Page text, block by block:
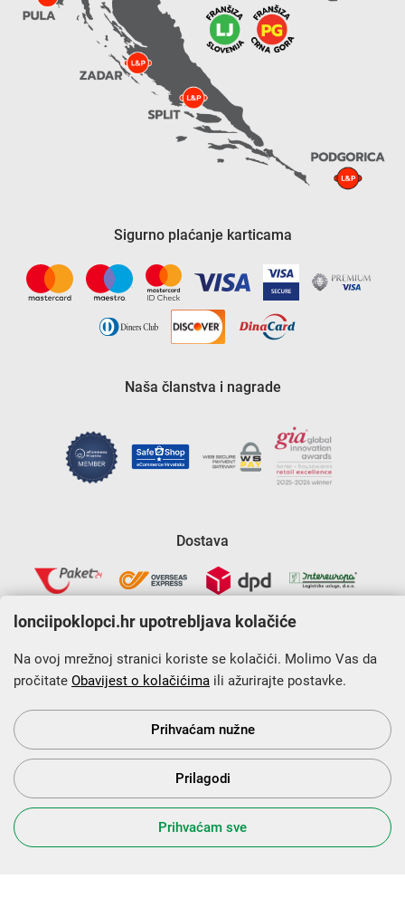
Sigurno plaćanje karticama
Naša članstva i nagrade
Dostava
Krajnji primatelj financijskog instrumenta sufinanciranog iz
Europskog fonda za regionalni razvoj u sklopu Operativnog
programa „Konkurentnost i kohezija”.
s Vama od 2014. godine!
lonciipoklopci.hr upotrebljava kolačiće
Na ovoj mrežnoj stranici koriste se kolačići. Molimo Vas da
pročitate Obavijest o kolačićima ili ažurirajte postavke.
Prihvaćam nužne
Prilagodi
Prihvaćam sve